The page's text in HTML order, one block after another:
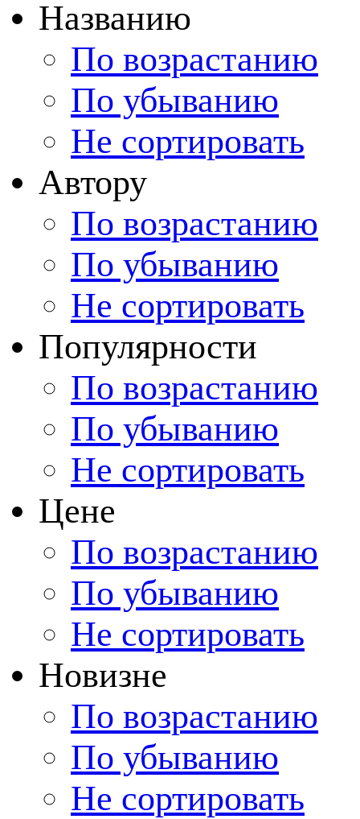
Названию
По возрастанию
По убыванию
Не сортировать
Автору
По возрастанию
По убыванию
Не сортировать
Популярности
По возрастанию
По убыванию
Не сортировать
Цене
По возрастанию
По убыванию
Не сортировать
Новизне
По возрастанию
По убыванию
Не сортировать